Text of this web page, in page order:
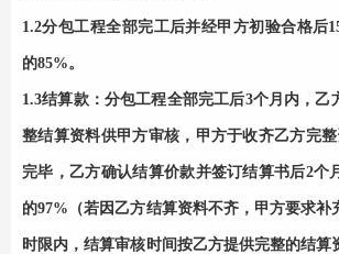
1.2分包工程全部完工后并经甲方初验合格后
的85%。
1.3结算款：分包工程全部完工后3个月内，乙
整结算资料供甲方审核，甲方于收齐乙方完
完毕，乙方确认结算价款并签订结算书后2个
的97%（若因乙方结算资料不齐，甲方要求补
时限内，结算审核时间按乙方提供完整的结算